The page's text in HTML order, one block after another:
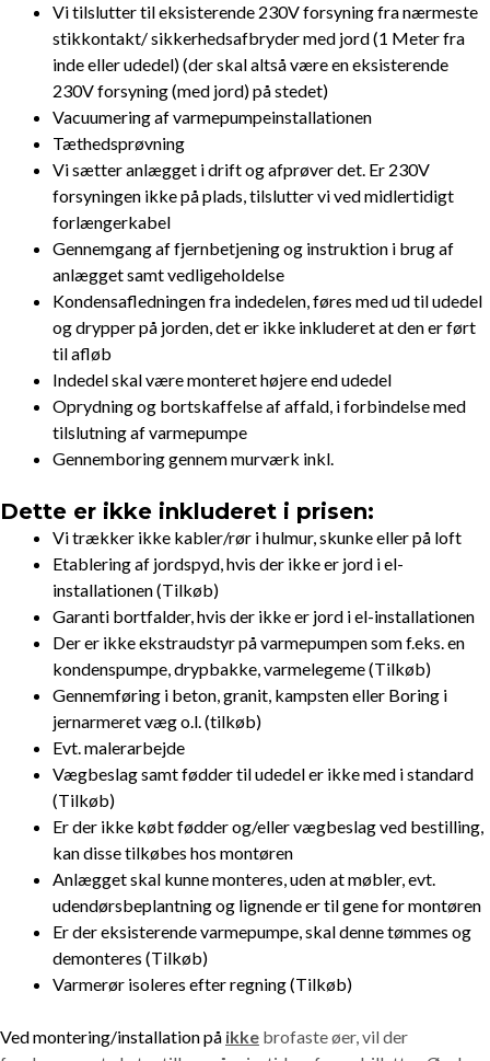
Vi tilslutter til eksisterende 230V forsyning fra nærmeste
stikkontakt/ sikkerhedsafbryder med jord (1 Meter fra
inde eller udedel) (der skal altså være en eksisterende
230V forsyning (med jord) på stedet)
Vacuumering af varmepumpeinstallationen
Tæthedsprøvning
Vi sætter anlægget i drift og afprøver det. Er 230V
forsyningen ikke på plads, tilslutter vi ved midlertidigt
forlængerkabel
Gennemgang af fjernbetjening og instruktion i brug af
anlægget samt vedligeholdelse
Kondensafledningen fra indedelen, føres med ud til udedel
og drypper på jorden, det er ikke inkluderet at den er ført
til afløb
Indedel skal være monteret højere end udedel
Oprydning og bortskaffelse af affald, i forbindelse med
tilslutning af varmepumpe
Gennemboring gennem murværk inkl.
Dette er ikke inkluderet i prisen:
Vi trækker ikke kabler/rør i hulmur, skunke eller på loft
Etablering af jordspyd, hvis der ikke er jord i el-
installationen (Tilkøb)
Garanti bortfalder, hvis der ikke er jord i el-installationen
Der er ikke ekstraudstyr på varmepumpen som f.eks. en
kondenspumpe, drypbakke, varmelegeme (Tilkøb)
Gennemføring i beton, granit, kampsten eller Boring i
jernarmeret væg o.l. (tilkøb)
Evt. malerarbejde
Vægbeslag samt fødder til udedel er ikke med i standard
(Tilkøb)
Er der ikke købt fødder og/eller vægbeslag ved bestilling,
kan disse tilkøbes hos montøren
Anlægget skal kunne monteres, uden at møbler, evt.
udendørsbeplantning og lignende er til gene for montøren
Er der eksisterende varmepumpe, skal denne tømmes og
demonteres (Tilkøb)
Varmerør isoleres efter regning (Tilkøb)
Ved montering/installation på ikke brofaste øer, vil der